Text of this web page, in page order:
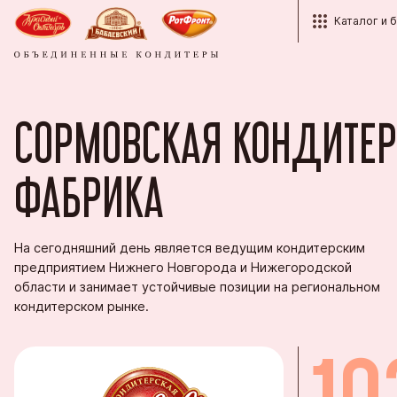
Каталог и
Бренды
История
Награды
Вопросы и
Рот Фронт
Партнёрам
Экспорт
СОРМОВСКАЯ
ФАБРИКА
На сегодняшний день является ведущим кондитерским
предприятием Нижнего Новгорода и Нижегородской
области и занимает устойчивые позиции на региональном
кондитерском рынке.